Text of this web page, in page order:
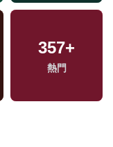
357+
熱門